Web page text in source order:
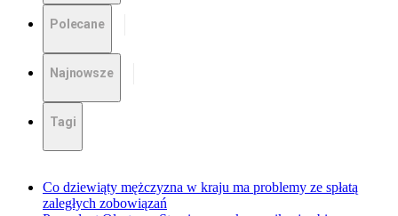
Polecane
Najnowsze
Tagi
Co dziewiąty mężczyzna w kraju ma problemy ze spłatą
zaległych zobowiązań